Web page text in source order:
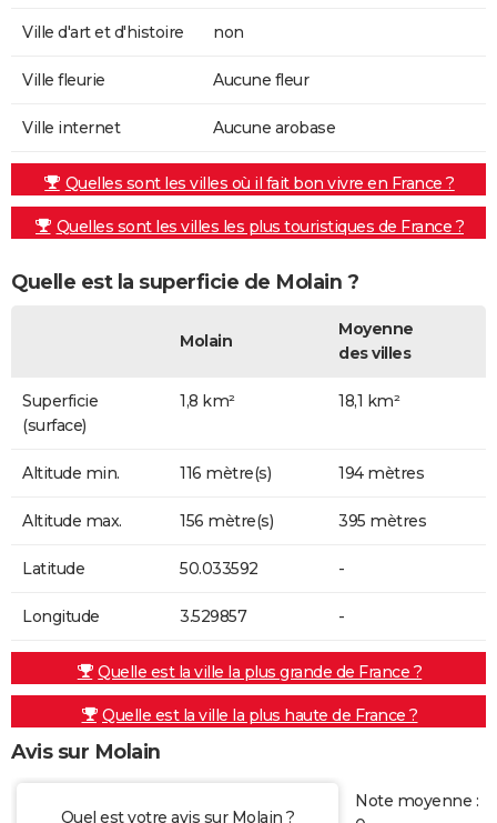
Ville d'art et d'histoire non
Ville fleurie Aucune fleur
Ville internet Aucune arobase
Quelles sont les villes où il fait bon vivre en France ?
Quelles sont les villes les plus touristiques de France ?
Quelle est la superficie de Molain ?
Molain
Moyenne
des villes
Superficie
(surface)
1,8 km² 18,1 km²
Altitude min. 116 mètre(s) 194 mètres
Altitude max. 156 mètre(s) 395 mètres
Latitude 50.033592 -
Longitude 3.529857 -
Quelle est la ville la plus grande de France ?
Quelle est la ville la plus haute de France ?
Avis sur Molain
Quel est votre avis sur Molain ?
Note moyenne :